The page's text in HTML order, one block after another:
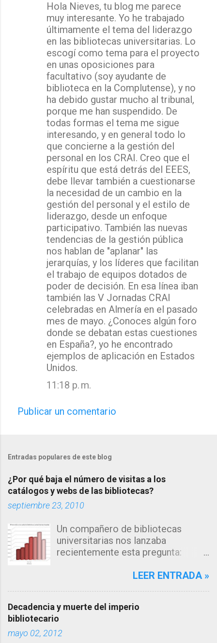
Hola Nieves, tu blog me parece
muy interesante. Yo he trabajado
últimamente el tema del liderazgo
en las bibliotecas universitarias. Lo
escogí como tema para el proyecto
en unas oposiciones para
facultativo (soy ayudante de
biblioteca en la Complutense), y no
ha debido gustar mucho al tribunal,
porque me han suspendido. De
todas formas el tema me sigue
interesando, y en general todo lo
que concierne a la gestión del
personal en los CRAI. Creo que el
espíritu que está detrás del EEES,
debe llevar también a cuestionarse
la necesidad de un cambio en la
gestión del personal y el estilo de
liderazgo, desde un enfoque
participativo. También las nuevas
tendencias de la gestión pública
nos hablan de "aplanar" las
jerarquías, y los líderes que facilitan
el trabajo de equipos dotados de
poder de decisión. En esa línea iban
también las V Jornadas CRAI
celebradas en Almería en el pasado
mes de mayo. ¿Conoces algún foro
donde se debatan estas cuestiones
en España?, yo he encontrado
ejemplos de aplicación en Estados
Unidos.
11:18 p. m.
Publicar un comentario
Entradas populares de este blog
¿Por qué baja el número de visitas a los
catálogos y webs de las bibliotecas?
septiembre 23, 2010
Un compañero de bibliotecas
universitarias nos lanzaba
recientemente esta pregunta:
en el número de consultas, tanto a
últimos años... me inclino a pensar
que la explicación estará en los
algoritmos de búsqueda de los
LEER ENTRADA »
Decadencia y muerte del imperio
bibliotecario
mayo 02, 2012